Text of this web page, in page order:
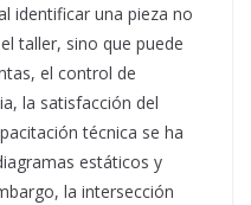
identificar una pieza no
taller, sino que puede
el control de
la satisfacción del
técnica se ha
estáticos y
la intersección